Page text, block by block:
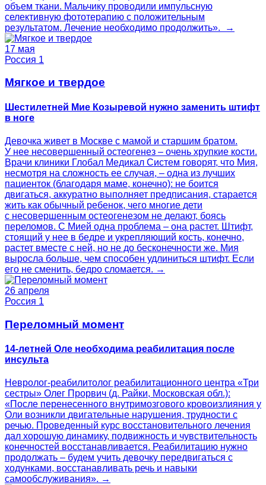
объем ткани. Мальчику проводили импульсную
селективную фототерапию с положительным
результатом. Лечение необходимо продолжить». →
17 мая
Россия 1
Мягкое и твердое
Шестилетней Мие Козыревой нужно заменить штифт
в ноге
Девочка живет в Москве с мамой и старшим братом.
У нее несовершенный остеогенез – очень хрупкие кости.
Врачи клиники Глобал Медикал Систем говорят, что Мия,
несмотря на сложность ее случая, – одна из лучших
пациенток (благодаря маме, конечно): не боится
двигаться, аккуратно выполняет предписания, старается
жить как обычный ребенок, чего многие дети
с несовершенным остеогенезом не делают, боясь
переломов. С Мией одна проблема – она растет. Штифт,
стоящий у нее в бедре и укрепляющий кость, конечно,
растет вместе с ней, но не до бесконечности же. Мия
выросла больше, чем способен удлиниться штифт. Если
его не сменить, бедро сломается. →
26 апреля
Россия 1
Переломный момент
14-летней Оле необходима реабилитация после
инсульта
Невролог-реабилитолог реабилитационного центра «Три
сестры» Олег Прорвич (д. Райки, Московская обл.):
«После перенесенного внутримозгового кровоизлияния у
Оли возникли двигательные нарушения, трудности с
речью. Проведенный курс восстановительного лечения
дал хорошую динамику, подвижность и чувствительность
конечностей восстанавливается. Реабилитацию нужно
продолжать – будем учить девочку передвигаться с
ходунками, восстанавливать речь и навыки
самообслуживания». →